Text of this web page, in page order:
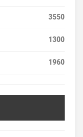
3550
1300
1960